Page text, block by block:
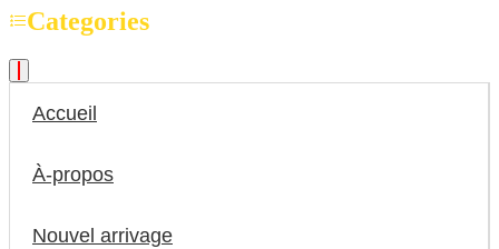
Categories
Accueil
À-propos
Nouvel arrivage